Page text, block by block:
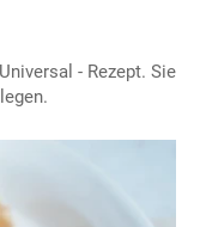
- Rezept. Sie